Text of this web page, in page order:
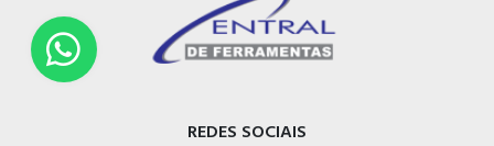
REDES SOCIAIS